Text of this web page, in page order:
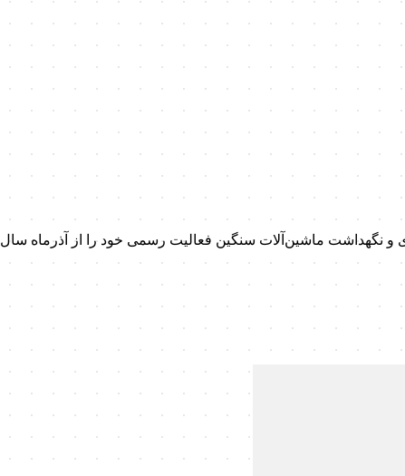
ماشین‌آلات سنگین فعالیت رسمی خود را از آذرماه سال ۱۳۹۷ آغاز کرد.